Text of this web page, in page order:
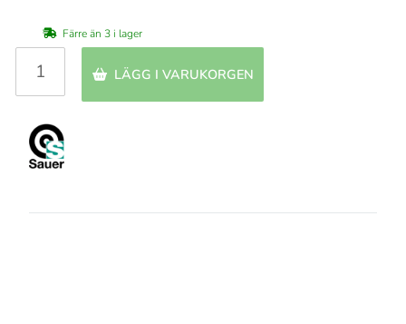
Färre än 3 i lager
LÄGG I VARUKORGEN